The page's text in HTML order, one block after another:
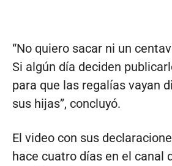
“No quiero sacar ni un
Si algún día deciden
para que las regalías vayan
sus hijas”, concluyó.
El video con sus
hace cuatro días en el canal